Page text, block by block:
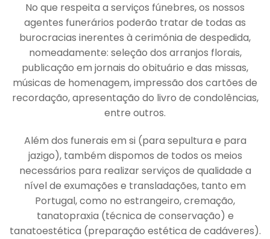
No que respeita a serviços fúnebres, os nossos
agentes funerários poderão tratar de todas as
burocracias inerentes à cerimónia de despedida,
nomeadamente: seleção dos arranjos florais,
publicação em jornais do obituário e das missas,
músicas de homenagem, impressão dos cartões de
recordação, apresentação do livro de condolências,
entre outros.
Além dos funerais em si (para sepultura e para
jazigo), também dispomos de todos os meios
necessários para realizar serviços de qualidade a
nível de exumações e transladações, tanto em
Portugal, como no estrangeiro, cremação,
tanatopraxia (técnica de conservação) e
tanatoestética (preparação estética de cadáveres).